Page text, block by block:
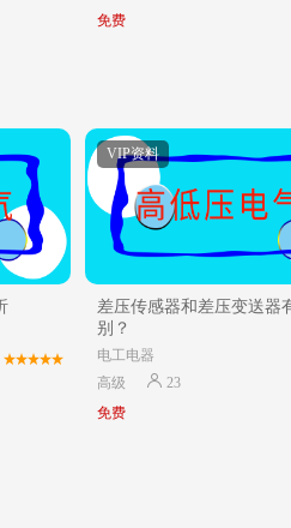
免费
VIP资料
差压传感器和差压变送器
别？
电工电器
高级
23
免费